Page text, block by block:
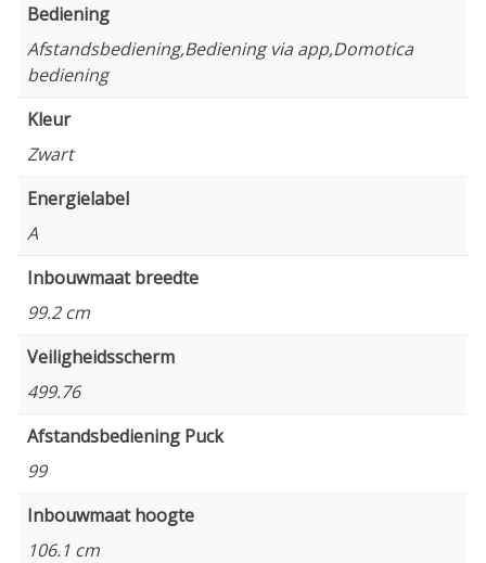
Bediening
Afstandsbediening,Bediening via app,Domotica
bediening
Kleur
Zwart
Energielabel
A
Inbouwmaat breedte
99.2 cm
Veiligheidsscherm
499.76
Afstandsbediening Puck
99
Inbouwmaat hoogte
106.1 cm